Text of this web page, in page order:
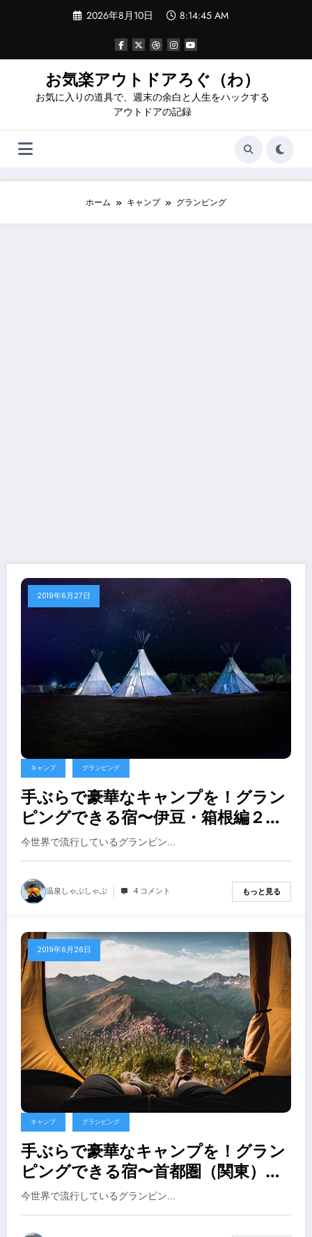
ツ
2026年8月10日 8:14:46 AM
お気楽アウトドアろぐ（わ）
お気に入りの道具で、週末の余白と人生をハックする
アウトドアの記録
ホーム キャンプ グランピング
2019年6月27日
キャンプ グランピング
手ぶらで豪華なキャンプを！グラン
ピングできる宿〜伊豆・箱根編２０
１９年
今世界で流行しているグランピン…
温泉しゃぶしゃぶ 4 コメント もっと見る
2019年6月26日
キャンプ グランピング
手ぶらで豪華なキャンプを！グラン
ピングできる宿〜首都圏（関東）編
２０１９年
今世界で流行しているグランピン…